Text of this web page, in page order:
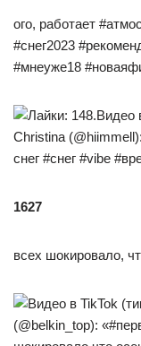
ого, работает
#снег2023
#мнеуже18
1627
всех шокировало,